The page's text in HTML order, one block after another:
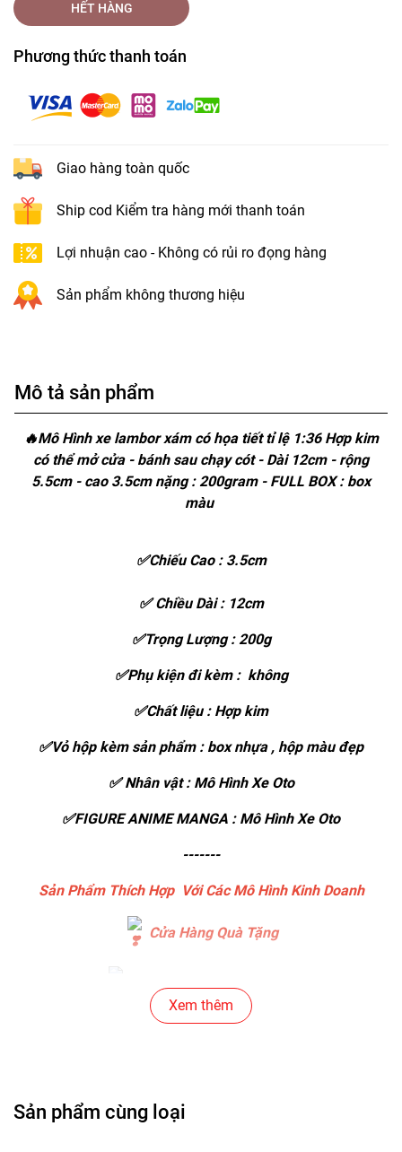
HẾT HÀNG
Phương thức thanh toán
Giao hàng toàn quốc
Ship cod Kiểm tra hàng mới thanh toán
Lợi nhuận cao - Không có rủi ro đọng hàng
Sản phẩm không thương hiệu
Mô tả sản phẩm
🔥Mô Hình xe lambor xám có họa tiết tỉ lệ 1:36 Hợp kim
có thể mở cửa - bánh sau chạy cót - Dài 12cm - rộng
5.5cm - cao 3.5cm nặng : 200gram - FULL BOX : box
màu
✅Chiếu Cao : 3.5cm
✅ Chiều Dài : 12cm
✅Trọng Lượng : 200g
✅Phụ kiện đi kèm : không
✅Chất liệu : Hợp kim
✅Vỏ hộp kèm sản phẩm : box nhựa , hộp màu đẹp
✅ Nhân vật : Mô Hình Xe Oto
✅FIGURE ANIME MANGA : Mô Hình Xe Oto
-------
Sản Phẩm Thích Hợp Với Các Mô Hình Kinh Doanh
Cửa Hàng Quà Tặng
Xem thêm
Sản phẩm cùng loại